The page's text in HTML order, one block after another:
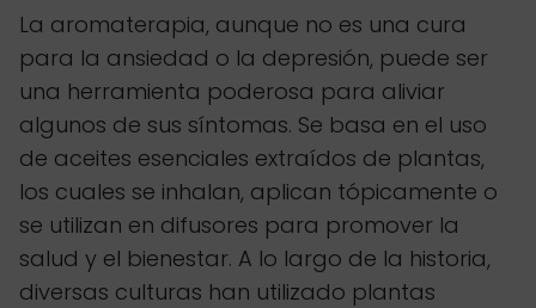
La aromaterapia, aunque no es una cura
para la ansiedad o la depresión, puede ser
una herramienta poderosa para aliviar
algunos de sus síntomas. Se basa en el uso
de aceites esenciales extraídos de plantas,
los cuales se inhalan, aplican tópicamente o
se utilizan en difusores para promover la
salud y el bienestar. A lo largo de la historia,
diversas culturas han utilizado plantas